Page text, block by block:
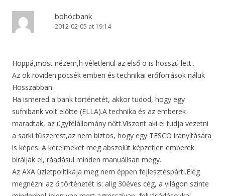
bohócbank
2012-02-05 at 19:14
Hoppá,most nézem,h véletlenül az első o is hosszú lett..
Az ok röviden:pocsék emberi és technikai erőforrások náluk
Hosszabban:
Ha ismered a bank történetét, akkor tudod, hogy egy
sufnibank volt előtte (ELLA).A technika és az emberek
maradtak, az ügyfélállomány nőtt.Viszont aki el tudja vezetni
a sarki fűszerest,az nem biztos, hogy egy TESCO irányítására
is képes. A kérelmeket meg abszolút képzetlen emberek
bírálják el, ráadásul minden manuálisan megy.
Az AXA üzletpolitikája meg nem éppen fejlesztéspárti.Elég
megnézni az ő történetét is: alig 30éves cég, a világon szinte